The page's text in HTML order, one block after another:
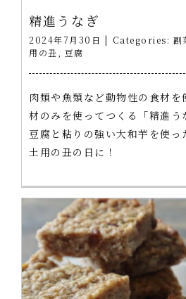
精進うなぎ
2024年7月30日 | Categories: 副
用の丑
豆腐
肉類や魚類など動物性の食材を
材のみを使ってつくる「精進う
豆腐と粘りの強い大和芋を使っ
土用の丑の日に！